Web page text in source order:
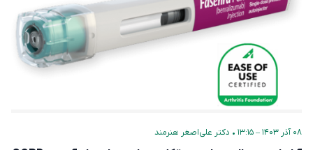
۰۸ آذر ۱۴۰۳ – ۱۳:۱۵ • دکتر علی‌اصغر هنرمند